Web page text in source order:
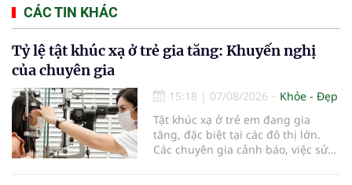
CÁC TIN KHÁC
Tỷ lệ tật khúc xạ ở trẻ gia tăng: Khuyến nghị
của chuyên gia
15:18 | 07/08/2026
Khỏe - Đẹp
Tật khúc xạ ở trẻ em đang gia
tăng, đặc biệt tại các đô thị lớn.
Các chuyên gia cảnh báo, việc sử